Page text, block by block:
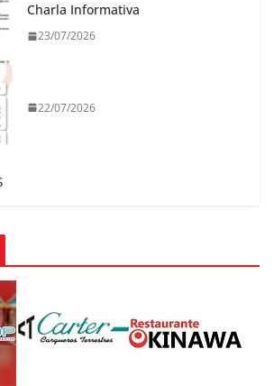
Charla Informativa
23/07/2026
22/07/2026